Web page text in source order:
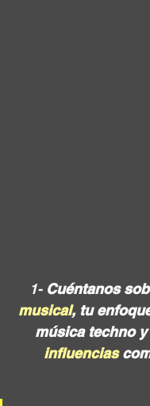
1- Cuéntanos
musical, tu
música techno
influencias